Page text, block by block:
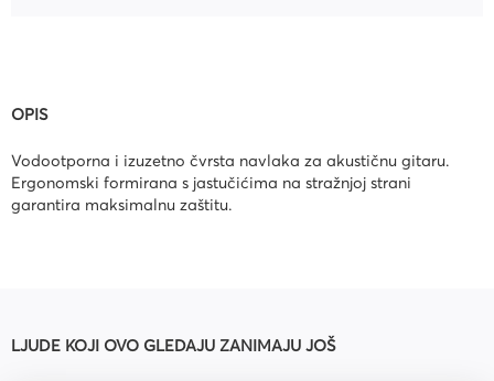
OPIS
Vodootporna i izuzetno čvrsta navlaka za akustičnu gitaru.
Ergonomski formirana s jastučićima na stražnjoj strani
garantira maksimalnu zaštitu.
LJUDE KOJI OVO GLEDAJU ZANIMAJU JOŠ